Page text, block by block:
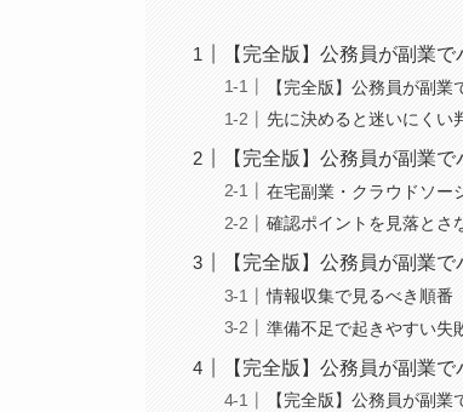
【完全版】公務員が副業
【完全版】公務員が副
先に決めると迷いにくい
【完全版】公務員が副業
在宅副業・クラウドソー
確認ポイントを見落とさ
【完全版】公務員が副業
情報収集で見るべき順番
準備不足で起きやすい失
【完全版】公務員が副業
【完全版】公務員が副